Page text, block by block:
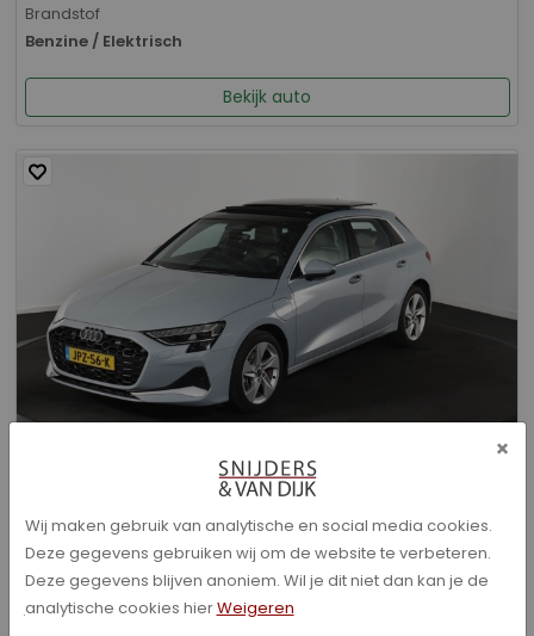
Brandstof
Benzine / Elektrisch
Bekijk auto
Audi A3 - Sportback 40 TFSI e Advanced edition
Bouwjaar
01-2026
Kilometerstand
×
Wij maken gebruik van analytische en social media cookies.
Deze gegevens gebruiken wij om de website te verbeteren.
Deze gegevens blijven anoniem. Wil je dit niet dan kan je de
analytische cookies hierWeigeren